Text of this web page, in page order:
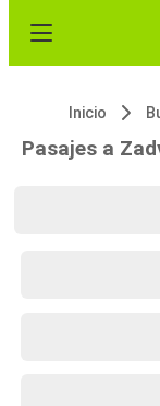
Inicio
Pasajes a